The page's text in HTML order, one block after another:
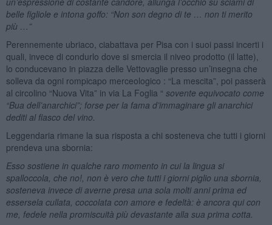
belle figliole e intona goffo: “Non son degno di te … non ti merito
più …”
Perennemente ubriaco, ciabattava per Pisa con i suoi passi incerti i
quali, invece di condurlo dove si smercia il niveo prodotto (il latte),
lo conducevano in piazza delle Vettovaglie presso un’insegna che
solleva da ogni rompicapo merceologico : “La mescita”, poi passerà
al circolino “Nuova Vita” in via La Foglia “ sovente equivocato come
“Bua dell’anarchici”; forse per la fama d’immaginare gli anarchici
dediti al fiasco del vino.
Leggendaria rimane la sua risposta a chi sosteneva che tutti i giorni
prendeva una sbornia:
Esso sostiene in qualche raro momento in cui la lingua si
spalloccola, che no!, non è vero che tutti i giorni piglio una sbornia,
sosteneva invece di averne presa una sola molti anni prima ed
essersela cullata, coccolata con amore e fedeltà: è ancora qui con
me, fedele nella promiscuità più devastante alla sua prima cotta.